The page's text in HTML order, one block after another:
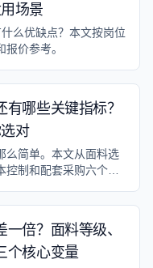
场景
么优缺点？本文按岗位
价参考。
哪些关键指标？
对
么简单。本文从面料选
制和配套采购六个维
倍？面料等级、
个核心变量